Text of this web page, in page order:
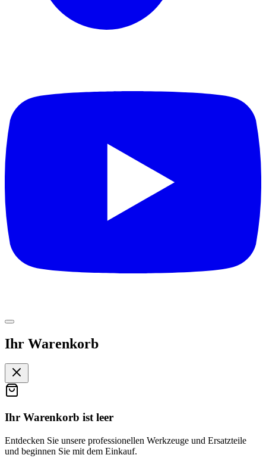
Ihr Warenkorb
Ihr Warenkorb ist leer
Entdecken Sie unsere professionellen Werkzeuge und Ersatzteile
und beginnen Sie mit dem Einkauf.